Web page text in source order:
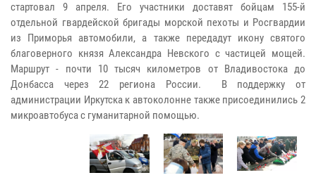
стартовал 9 апреля. Его участники доставят бойцам 155-й
отдельной гвардейской бригады морской пехоты и Росгвардии
из Приморья автомобили, а также передадут икону святого
благоверного князя Александра Невского с частицей мощей.
Маршрут - почти 10 тысяч километров от Владивостока до
Донбасса через 22 региона России. В поддержку от
администрации Иркутска к автоколонне также присоединились 2
микроавтобуса с гуманитарной помощью.